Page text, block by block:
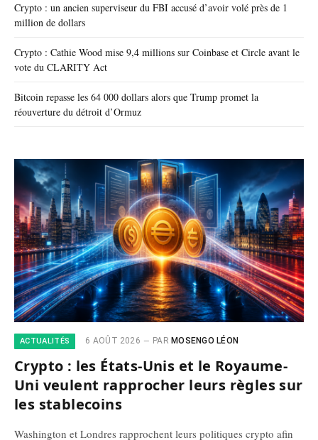
Crypto : un ancien superviseur du FBI accusé d’avoir volé près de 1
million de dollars
Crypto : Cathie Wood mise 9,4 millions sur Coinbase et Circle avant le
vote du CLARITY Act
Bitcoin repasse les 64 000 dollars alors que Trump promet la
réouverture du détroit d’Ormuz
ACTUALITÉS 6 AOÛT 2026 PAR MOSENGO LÉON
Crypto : les États-Unis et le Royaume-
Uni veulent rapprocher leurs règles sur
les stablecoins
Washington et Londres rapprochent leurs politiques crypto afin